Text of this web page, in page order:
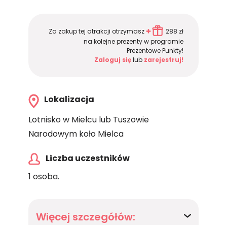
Za zakup tej atrakcji otrzymasz
288 zł
na kolejne prezenty w programie
Prezentowe Punkty!
Zaloguj sięlub zarejestruj!
Lokalizacja
Lotnisko w Mielcu lub Tuszowie
Narodowym koło Mielca
Liczba uczestników
1 osoba.
Więcej szczegółów: